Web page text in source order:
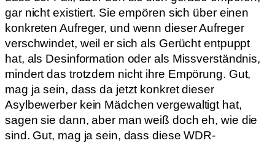
gar nicht existiert. Sie empören sich über einen
konkreten Aufreger, und wenn dieser Aufreger
verschwindet, weil er sich als Gerücht entpuppt
hat, als Desinformation oder als Missverständnis,
mindert das trotzdem nicht ihre Empörung. Gut,
mag ja sein, dass da jetzt konkret dieser
Asylbewerber kein Mädchen vergewaltigt hat,
sagen sie dann, aber man weiß doch eh, wie die
sind. Gut, mag ja sein, dass diese WDR-